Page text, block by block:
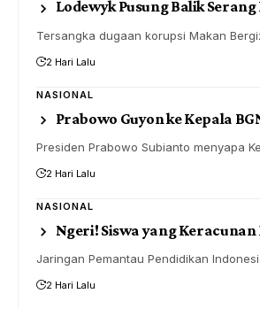
Lodewyk Pusung Balik
Tersangka dugaan korupsi Makan
2 Hari Lalu
NASIONAL
Prabowo Guyon ke Kepala
Presiden Prabowo Subianto menyapa
2 Hari Lalu
NASIONAL
Ngeri! Siswa yang Keracunan
Jaringan Pemantau Pendidikan
2 Hari Lalu